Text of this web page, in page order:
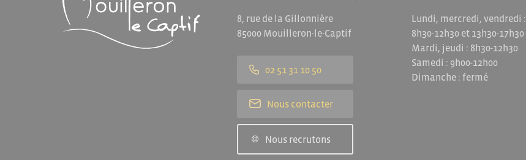
8, rue de la Gillonnière
85000 Mouilleron-le-Captif
02 51 31 10 50
Nous contacter
Nous recrutons
Lundi, mercredi, vendredi :
8h30-12h30 et 13h30-17h30
Mardi, jeudi : 8h30-12h30
Samedi : 9h00-12h00
Dimanche : fermé